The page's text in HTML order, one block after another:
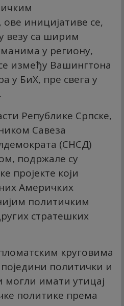
иницијативе се,
везу са ширим
у региону,
између Вашингтона
у БиХ, пре свега у
Републике Српске,
Савеза
(СНСД)
подржале су
пројекте који
Америчких
политичким
стратешких
круговима
политички и
могли имати утицај
политике према